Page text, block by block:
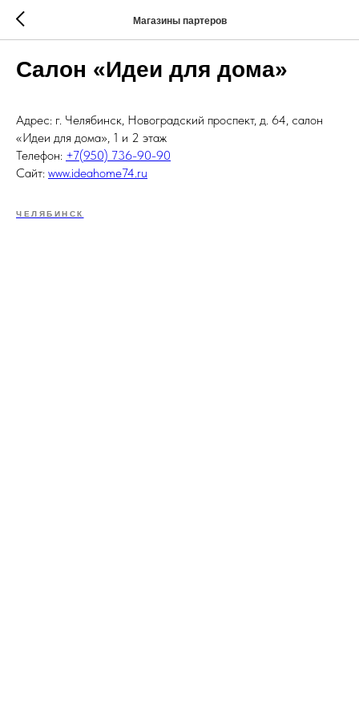
Магазины партеров
Салон «Идеи для дома»
Адрес: г. Челябинск, Новоградский проспект, д. 64, салон
«Идеи для дома», 1 и 2 этаж
Телефон: +7(950) 736-90-90
Сайт: www.ideahome74.ru
ЧЕЛЯБИНСК